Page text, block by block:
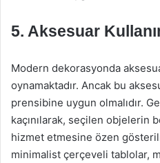
5. Aksesuar
Modern dekorasyonda
oynamaktadır. Ancak bu
prensibine uygun olmalıdır.
kaçınılarak, seçilen objelerin
hizmet etmesine özen
minimalist çerçeveli tablolar,